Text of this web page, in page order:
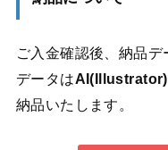
ご入金確認後、納品
データは
納品いたします。